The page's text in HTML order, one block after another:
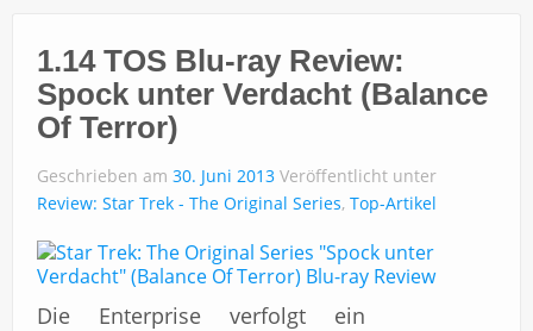
Blu-ray / 4K
Über uns
Impressum
1.14 TOS Blu-ray Review:
Spock unter Verdacht (Balance
Of Terror)
Geschrieben am 30. Juni 2013 Veröffentlicht unter
Review: Star Trek - The Original Series, Top-Artikel
Die Enterprise verfolgt ein